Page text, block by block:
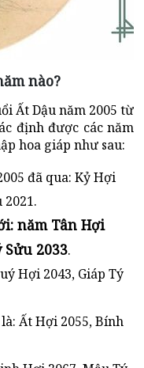
nào?
Ất Dậu năm 2005 từ
định được các năm
hoa giáp như sau:
đã qua: Kỷ Hợi
2021.
năm Tân Hợi
Sửu 2033.
Hợi 2043, Giáp Tý
Ất Hợi 2055, Bính